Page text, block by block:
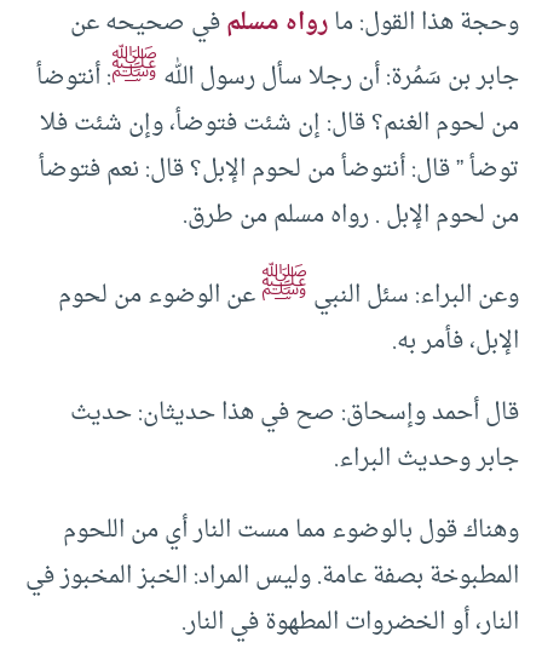
وحجة هذا القول: مارواه مسلمفي صحيحه عن
جابر بن سَمُرة: أن رجلا سأل رسول اللهﷺ: أنتوضأ
من لحوم الغنم؟ قال: إن شئت فتوضأ، وإن شئت فلا
توضأ ” قال: أنتوضأ من لحوم الإبل؟ قال: نعم فتوضأ
من لحوم الإبل . رواه مسلم من طرق.
وعن البراء: سئل النبيﷺعن الوضوء من لحوم
الإبل، فأمر به.
قال أحمد وإسحاق: صح في هذا حديثان: حديث
جابر وحديث البراء.
وهناك قول بالوضوء مما مست النار أي من اللحوم
المطبوخة بصفة عامة. وليس المراد: الخبز المخبوز في
النار، أو الخضروات المطهوة في النار.